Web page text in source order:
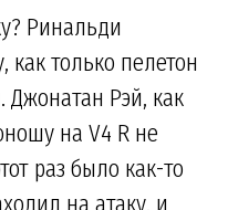
Ринальди
как только пелетон
Рэй, как
на V4 R не
раз было как-то